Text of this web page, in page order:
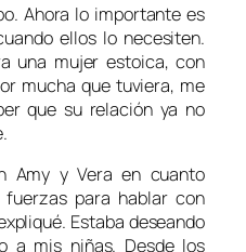
Ahora lo importante es
ellos lo necesiten.
una mujer estoica, con
mucha que tuviera, me
que su relación ya no
Amy y Vera en cuanto
para hablar con
Estaba deseando
a mis niñas. Desde los